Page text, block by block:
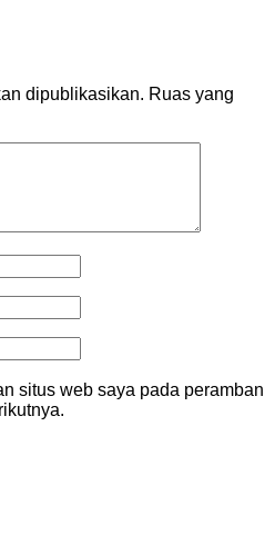
dipublikasikan. Ruas yang
situs web saya pada peramban